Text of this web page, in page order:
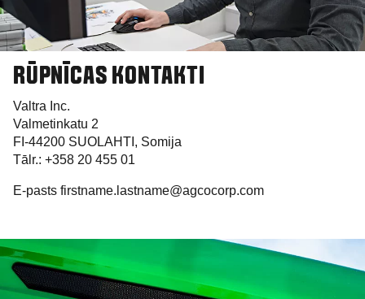
RŪPNĪCAS KONTAKTI
Valtra Inc.
Valmetinkatu 2
FI-44200 SUOLAHTI, Somija
Tālr.: +358 20 455 01
E-pasts firstname.lastname@agcocorp.com